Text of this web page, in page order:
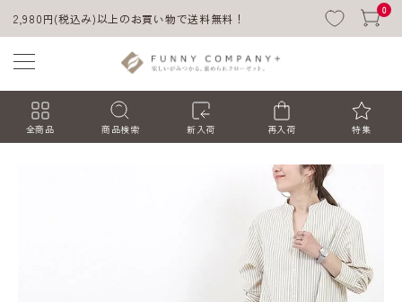
2,980円(税込み)以上のお買い物で送料無料！
0
全商品 商品検索 新入荷 再入荷 特集